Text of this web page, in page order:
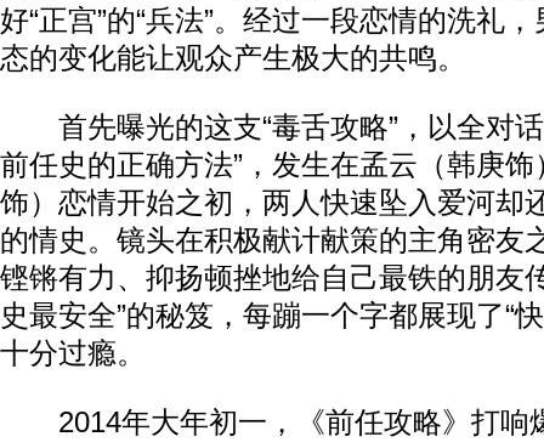
好“正宫”的“兵法”。经过一段恋情的洗礼
态的变化能让观众产生极大的共鸣。
首先曝光的这支“毒舌攻略”，以全对话
前任史的正确方法”，发生在孟云（韩庚
饰）恋情开始之初，两人快速坠入爱河却
的情史。镜头在积极献计献策的主角密友
铿锵有力、抑扬顿挫地给自己最铁的朋友
史最安全”的秘笈，每蹦一个字都展现了“
十分过瘾。
2014年大年初一，《前任攻略》打响